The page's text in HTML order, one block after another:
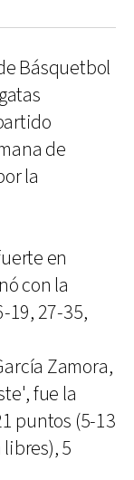
Básquetbol
de
la
en
con la
19, 27-35,
Zamora,
fue la
puntos (5-13
5